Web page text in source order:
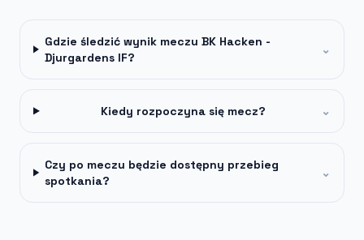
Gdzie śledzić wynik meczu BK Hacken -
Djurgardens IF?
⌄
Kiedy rozpoczyna się mecz? ⌄
Czy po meczu będzie dostępny przebieg
spotkania?
⌄